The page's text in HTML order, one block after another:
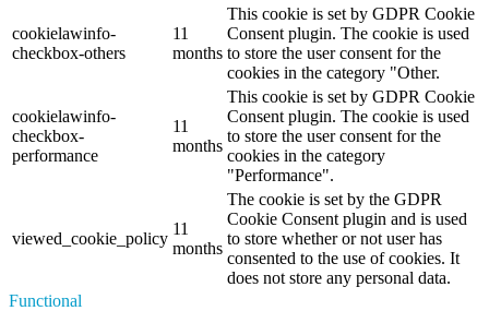
cookielawinfo-
checkbox-others
11
months
This cookie is set by GDPR Cookie
Consent plugin. The cookie is used
to store the user consent for the
cookies in the category "Other.
cookielawinfo-
checkbox-
performance
11
months
This cookie is set by GDPR Cookie
Consent plugin. The cookie is used
to store the user consent for the
cookies in the category
"Performance".
viewed_cookie_policy
11
months
The cookie is set by the GDPR
Cookie Consent plugin and is used
to store whether or not user has
consented to the use of cookies. It
does not store any personal data.
Functional